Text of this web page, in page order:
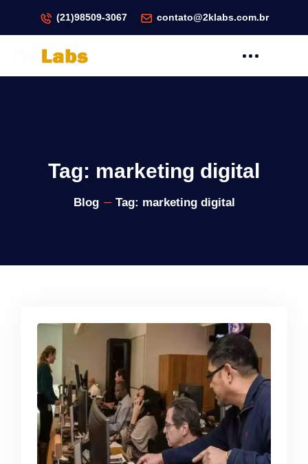
(21)98509-3067 contato@2klabs.com.br
Tag: marketing digital
Blog Tag: marketing digital